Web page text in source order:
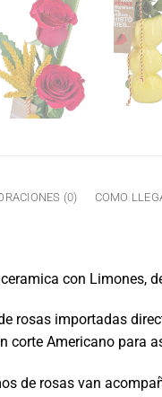
(0) COMO
con Limones,
rosas importadas
corte Americano para
de rosas van